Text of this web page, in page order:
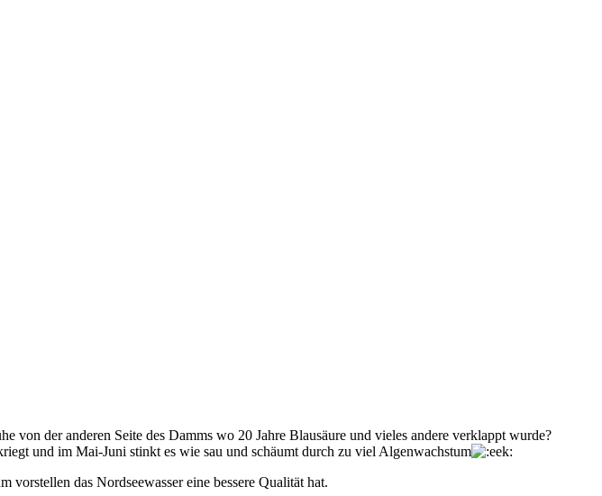
von der anderen Seite des Damms wo 20 Jahre Blausäure und vieles andere verklappt wurde?
und im Mai-Juni stinkt es wie sau und schäumt durch zu viel Algenwachstum
vorstellen das Nordseewasser eine bessere Qualität hat.